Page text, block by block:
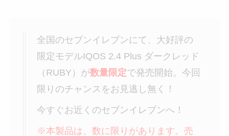
全国のセブンイレブンにて、大好評の
限定モデルIQOS 2.4 Plus ダークレッド
（RUBY）が数量限定で発売開始。今回
限りのチャンスをお見逃し無く！
今すぐお近くのセブンイレブンへ！
※本製品は、数に限りがあります。売